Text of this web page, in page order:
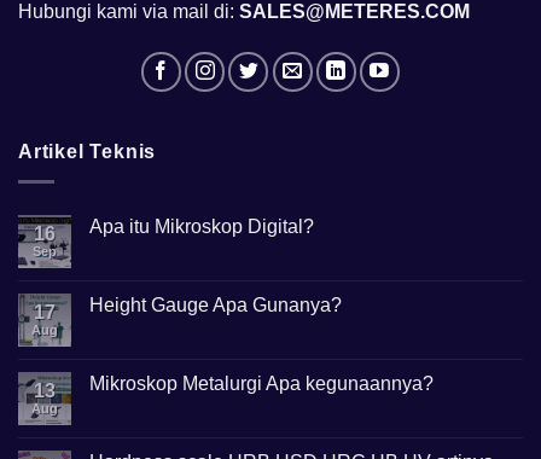
Hubungi kami via mail di: SALES@METERES.COM
Artikel Teknis
16
Sep
Apa itu Mikroskop Digital?
Apa
itu
17
Aug
Height Gauge Apa Gunanya?
Height
Gauge
13
Aug
Mikroskop Metalurgi Apa kegunaannya?
Mikroskop